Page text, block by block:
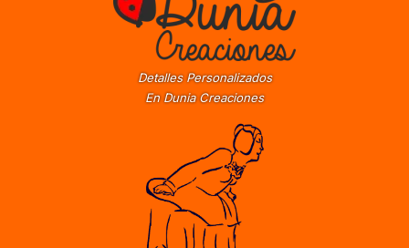
Detalles Personalizados
En Dunia Creaciones